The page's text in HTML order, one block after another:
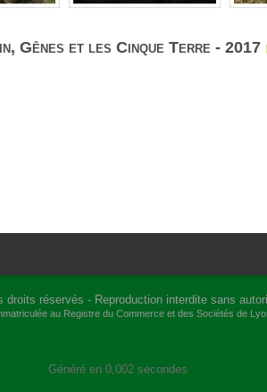
Gênes et les Cinque Terre - 2017
droits réservés - Reproduction interdite sans
au Registre du Commerce et des Sociétés de
Généré en 0,002 secondes